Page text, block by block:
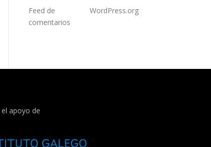
Feed de
comentarios
WordPress.org
apoyo de